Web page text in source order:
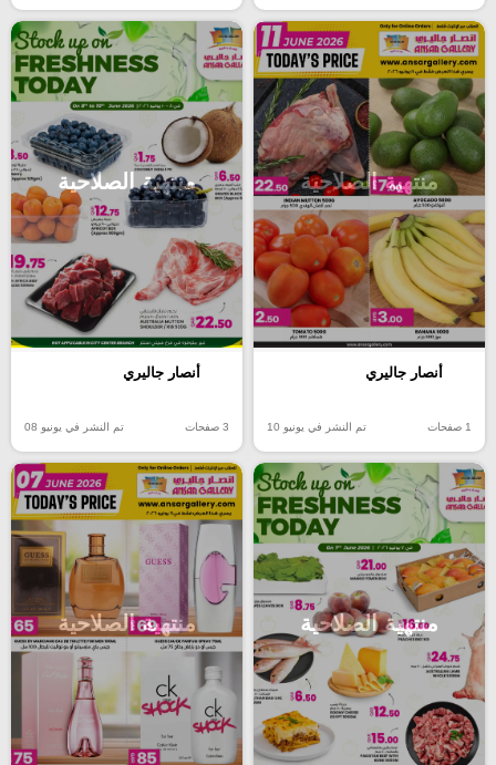
منتهية الصلاحية
أنصار جاليري
1 صفحات تم النشر في يونيو 10
منتهية الصلاحية
أنصار جاليري
3 صفحات تم النشر في يونيو 08
منتهية الصلاحية منتهية الصلاحية